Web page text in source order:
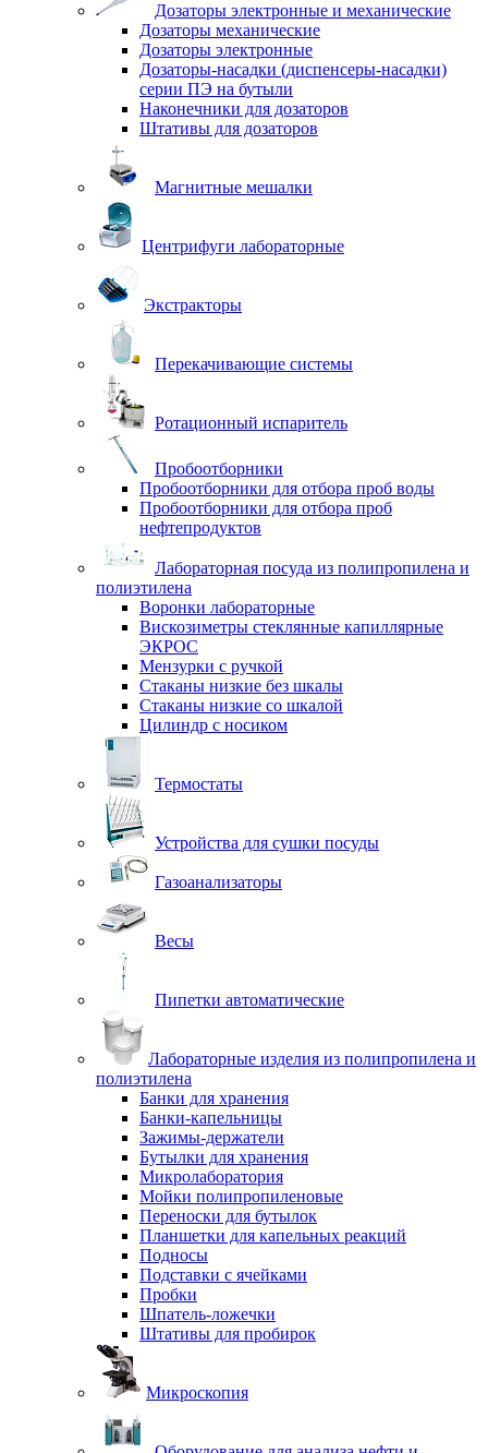
Дозаторы электронные и механические
Дозаторы механические
Дозаторы электронные
Дозаторы-насадки (диспенсеры-насадки)
серии ПЭ на бутыли
Наконечники для дозаторов
Штативы для дозаторов
Магнитные мешалки
Центрифуги лабораторные
Экстракторы
Перекачивающие системы
Ротационный испаритель
Пробоотборники
Пробоотборники для отбора проб воды
Пробоотборники для отбора проб
нефтепродуктов
Лабораторная посуда из полипропилена и
полиэтилена
Воронки лабораторные
Вискозиметры стеклянные капиллярные
ЭКРОС
Мензурки с ручкой
Стаканы низкие без шкалы
Стаканы низкие со шкалой
Цилиндр с носиком
Термостаты
Устройства для сушки посуды
Газоанализаторы
Весы
Пипетки автоматические
Лабораторные изделия из полипропилена и
полиэтилена
Банки для хранения
Банки-капельницы
Зажимы-держатели
Бутылки для хранения
Микролаборатория
Мойки полипропиленовые
Переноски для бутылок
Планшетки для капельных реакций
Подносы
Подставки с ячейками
Пробки
Шпатель-ложечки
Штативы для пробирок
Микроскопия